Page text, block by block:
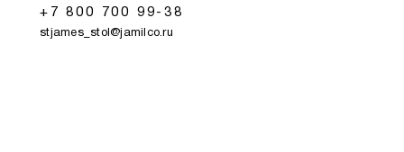
+7 800 700 99-38
stjames_stol@jamilco.ru